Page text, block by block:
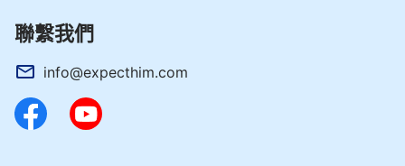
聯繫我們
info@expecthim.com